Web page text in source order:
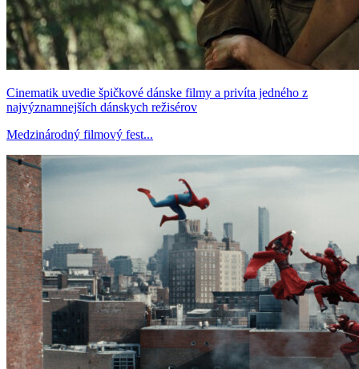
Cinematik uvedie špičkové dánske filmy a privíta jedného z
najvýznamnejších dánskych režisérov
Medzinárodný filmový fest...